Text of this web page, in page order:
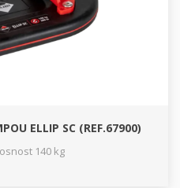
ELLIP SC (REF.67900)
140 kg